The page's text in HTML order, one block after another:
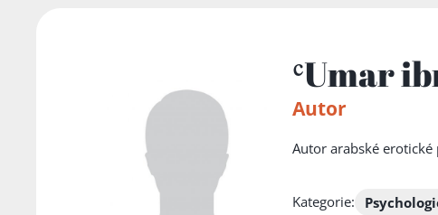
ʿUmar
Autor
Autor arabské
Kategorie: